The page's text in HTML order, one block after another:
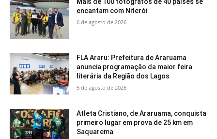
encantam com Niterói
6 de agosto de 2026
FLA Araru: Prefeitura de Araruama
anuncia programação da maior feira
literária da Região dos Lagos
5 de agosto de 2026
Atleta Cristiano, de Araruama, conquista
primeiro lugar em prova de 25 km em
Saquarema